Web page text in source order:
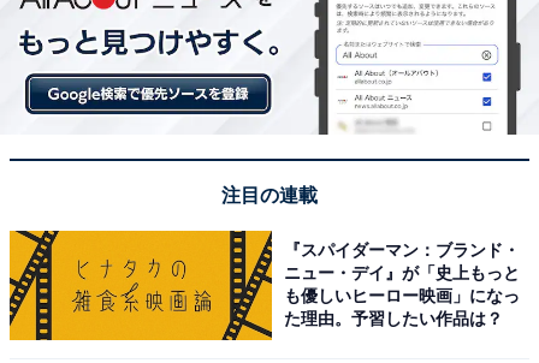
いることを考えると優等列車の本数は過剰ともいえるほ
どで、減るのもやむを得ないのかもしれない。
注目の連載
『スパイダーマン：ブランド・
ニュー・デイ』が「史上もっと
も優しいヒーロー映画」になっ
た理由。予習したい作品は？